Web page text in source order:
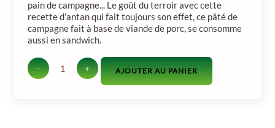
pain de campagne... Le goût du terroir avec cette
recette d'antan qui fait toujours son effet, ce pâté de
campagne fait à base de viande de porc, se consomme
aussi en sandwich.
-
quantité
+ AJOUTER AU PANIER